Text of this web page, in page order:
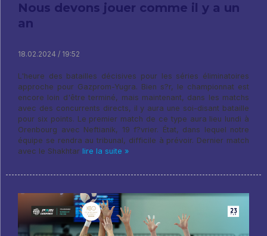
Nous devons jouer comme il y a un
an
18.02.2024 / 19:52
L'heure des batailles décisives pour les séries éliminatoires
approche pour Gazprom-Yugra. Bien s?r, le championnat est
encore loin d'être terminé, mais maintenant, dans les matchs
avec des concurrents directs, il y aura une soi-disant bataille
pour six points. Le premier match de ce type aura lieu lundi à
Orenbourg avec Neftianik, 19 f?vrier. État, dans lequel notre
équipe se rendra au tribunal, difficile à prévoir. Dernier match
avec le Shakhtar lire la suite »